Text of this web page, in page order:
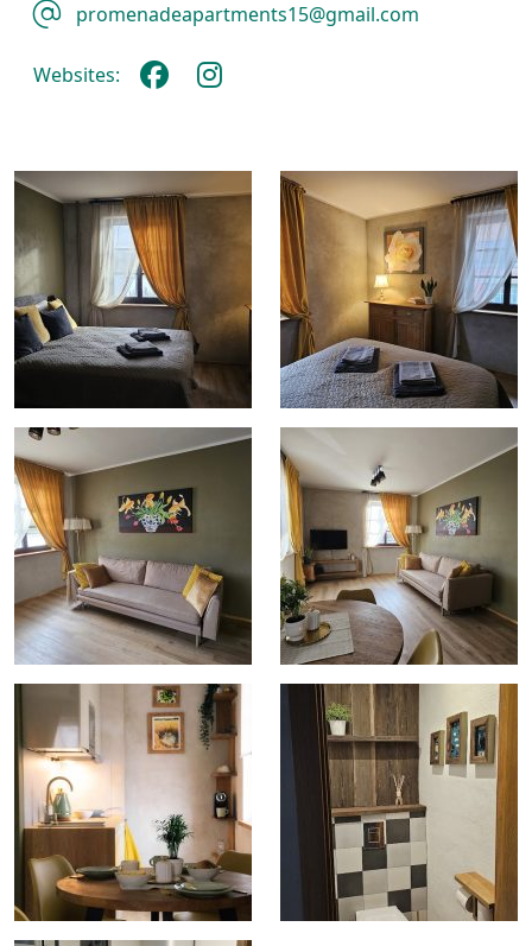
promenadeapartments15@gmail.com
Websites: